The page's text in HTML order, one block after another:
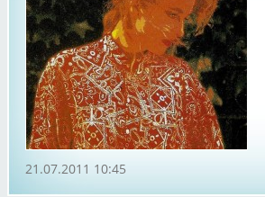
21.07.2011 10:45